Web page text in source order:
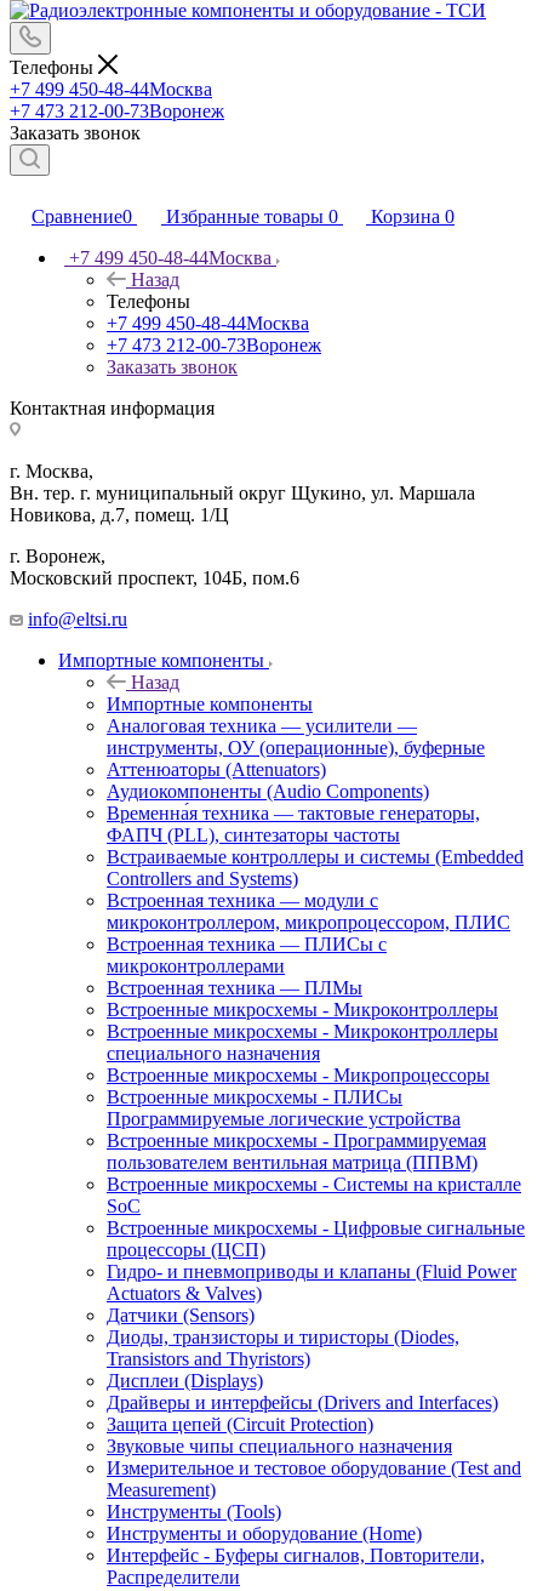
Телефоны
+7 499 450-48-44Москва
+7 473 212-00-73Воронеж
Заказать звонок
Сравнение0 Избранные товары 0 Корзина 0
+7 499 450-48-44Москва
Назад
Телефоны
+7 499 450-48-44Москва
+7 473 212-00-73Воронеж
Заказать звонок
Контактная информация
г. Москва,
Вн. тер. г. муниципальный округ Щукино, ул. Маршала
Новикова, д.7, помещ. 1/Ц
г. Воронеж,
​Московский проспект, 104Б, пом.6
info@eltsi.ru
Импортные компоненты
Назад
Импортные компоненты
Аналоговая техника — усилители —
инструменты, ОУ (операционные), буферные
Аттенюаторы (Attenuators)
Аудиокомпоненты (Audio Components)
Временна́я техника — тактовые генераторы,
ФАПЧ (PLL), синтезаторы частоты
Встраиваемые контроллеры и системы (Embedded
Controllers and Systems)
Встроенная техника — модули с
микроконтроллером, микропроцессором, ПЛИС
Встроенная техника — ПЛИСы с
микроконтроллерами
Встроенная техника — ПЛМы
Встроенные микросхемы - Микроконтроллеры
Встроенные микросхемы - Микроконтроллеры
специального назначения
Встроенные микросхемы - Микропроцессоры
Встроенные микросхемы - ПЛИСы
Программируемые логические устройства
Встроенные микросхемы - Программируемая
пользователем вентильная матрица (ППВМ)
Встроенные микросхемы - Системы на кристалле
SoC
Встроенные микросхемы - Цифровые сигнальные
процессоры (ЦСП)
Гидро- и пневмоприводы и клапаны (Fluid Power
Actuators & Valves)
Датчики (Sensors)
Диоды, транзисторы и тиристоры (Diodes,
Transistors and Thyristors)
Дисплеи (Displays)
Драйверы и интерфейсы (Drivers and Interfaces)
Защита цепей (Circuit Protection)
Звуковые чипы специального назначения
Измерительное и тестовое оборудование (Test and
Measurement)
Инструменты (Tools)
Инструменты и оборудование (Home)
Интерфейс - Буферы сигналов, Повторители,
Распределители